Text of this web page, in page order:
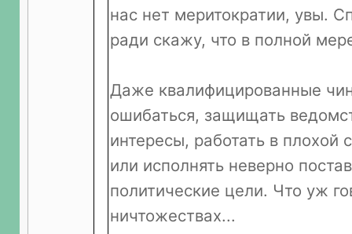
нас нет меритократии, увы.
ради скажу, что в полной
Даже квалифицированные
ошибаться, защищать
интересы, работать в плохой
или исполнять неверно
политические цели. Что уж
ничтожествах...